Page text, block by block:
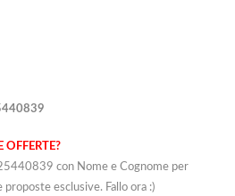
OFFERTE?
con Nome e Cognome per
esclusive. Fallo ora :)